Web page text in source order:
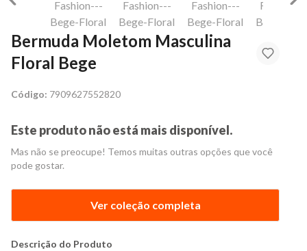
Bermuda Moletom Masculina
Floral Bege
Código: 7909627552820
Este produto não está mais disponível.
Mas não se preocupe! Temos muitas outras opções que você
pode gostar.
Ver coleção completa
Descrição do Produto